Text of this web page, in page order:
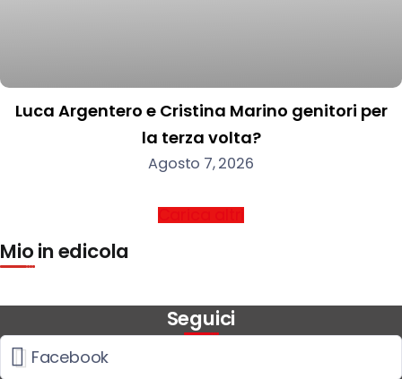
Luca Argentero e Cristina Marino genitori per
la terza volta?
Agosto 7, 2026
Carica altri
Mio in edicola
Seguici
Facebook